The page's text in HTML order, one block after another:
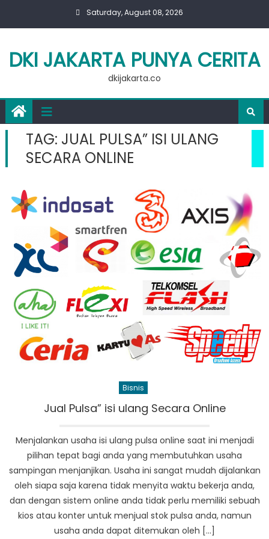
Saturday, August 08, 2026
DKI JAKARTA PUNYA CERITA
dkijakarta.co
TAG: JUAL PULSA” ISI ULANG
SECARA ONLINE
Bisnis
Jual Pulsa” isi ulang Secara Online
Menjalankan usaha isi ulang pulsa online saat ini menjadi
pilihan tepat bagi anda yang membutuhkan usaha
sampingan menjanjikan. Usaha ini sangat mudah dijalankan
oleh siapa saja karena tidak menyita waktu bekerja anda,
dan dengan sistem online anda tidak perlu memiliki sebuah
kios atau konter untuk menjual stok pulsa anda, namun
usaha anda dapat ditemukan oleh […]